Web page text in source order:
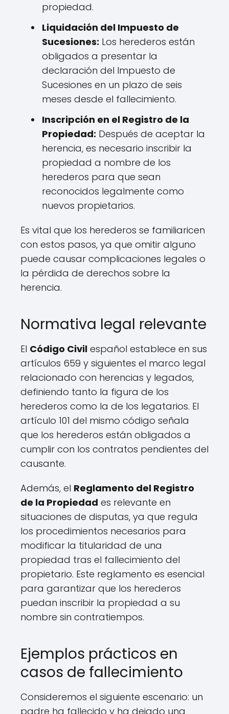
propiedad.
Liquidación del Impuesto de
Sucesiones: Los herederos están
obligados a presentar la
declaración del Impuesto de
Sucesiones en un plazo de seis
meses desde el fallecimiento.
Inscripción en el Registro de la
Propiedad: Después de aceptar la
herencia, es necesario inscribir la
propiedad a nombre de los
herederos para que sean
reconocidos legalmente como
nuevos propietarios.
Es vital que los herederos se familiaricen
con estos pasos, ya que omitir alguno
puede causar complicaciones legales o
la pérdida de derechos sobre la
herencia.
Normativa legal relevante
El Código Civil español establece en sus
artículos 659 y siguientes el marco legal
relacionado con herencias y legados,
definiendo tanto la figura de los
herederos como la de los legatarios. El
artículo 101 del mismo código señala
que los herederos están obligados a
cumplir con los contratos pendientes del
causante.
Además, el Reglamento del Registro
de la Propiedad es relevante en
situaciones de disputas, ya que regula
los procedimientos necesarios para
modificar la titularidad de una
propiedad tras el fallecimiento del
propietario. Este reglamento es esencial
para garantizar que los herederos
puedan inscribir la propiedad a su
nombre sin contratiempos.
Ejemplos prácticos en
casos de fallecimiento
Consideremos el siguiente escenario: un
padre ha fallecido y ha dejado una